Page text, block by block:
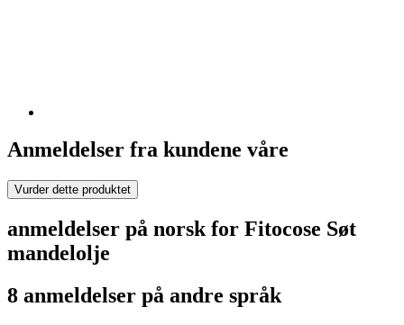
Anmeldelser fra kundene våre
Vurder dette produktet
anmeldelser på norsk for Fitocose Søt
mandelolje
8 anmeldelser på andre språk